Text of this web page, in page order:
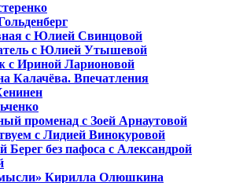
с Юлией Свинцовой
с Юлией Утышевой
с Ириной Ларионовой
Калачёва. Впечатления
променад с Зоей Арнаутовой
с Лидией Винокуровой
Берег без пафоса с Александрой
мысли» Кирилла Олюшкина